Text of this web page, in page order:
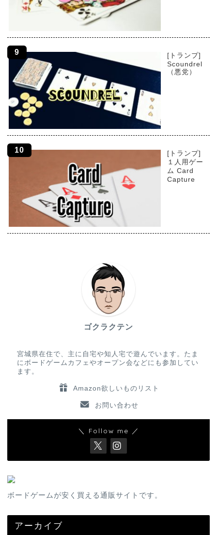
[トランプ]
Scoundrel
（悪党）
[トランプ]
１人用ゲー
ム Card
Capture
ゴクラクテン
宮城県在住で、主に自宅や知人宅で遊んでいます。たま
にボードゲームカフェやオープン会などにも参加してい
ます。
Amazon欲しいものリスト
お問い合わせ
＼ Follow me ／
ボードゲームが安く買える通販サイトです。
アーカイブ